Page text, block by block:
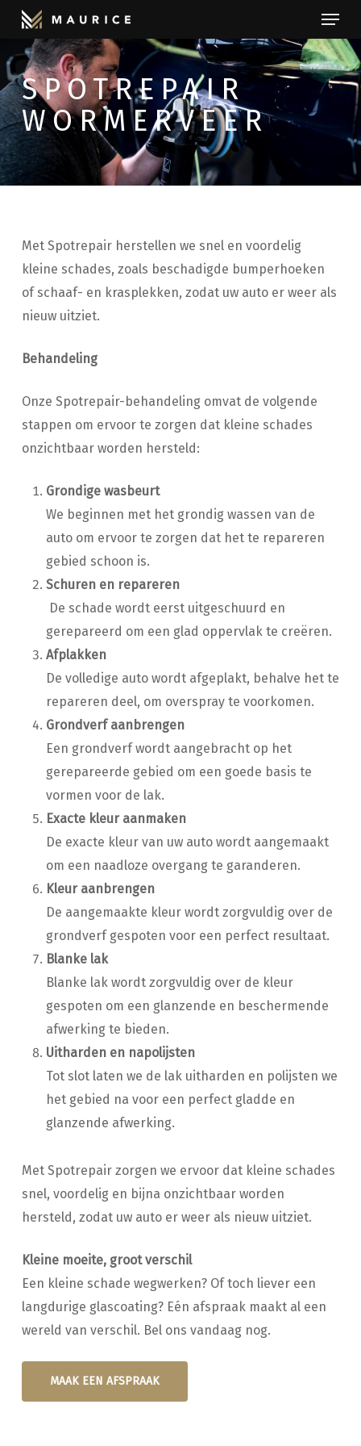
Skip
main
content
Menu
SPOTREPAIR
WORMERVEER
Met Spotrepair herstellen we snel en voordelig
kleine schades, zoals beschadigde bumperhoeken
of schaaf- en krasplekken, zodat uw auto er weer als
nieuw uitziet.
Behandeling
Onze Spotrepair-behandeling omvat de volgende
stappen om ervoor te zorgen dat kleine schades
onzichtbaar worden hersteld:
Grondige wasbeurt
We beginnen met het grondig wassen van de
auto om ervoor te zorgen dat het te repareren
gebied schoon is.
Schuren en repareren
De schade wordt eerst uitgeschuurd en
gerepareerd om een glad oppervlak te creëren.
Afplakken
De volledige auto wordt afgeplakt, behalve het te
repareren deel, om overspray te voorkomen.
Grondverf aanbrengen
Een grondverf wordt aangebracht op het
gerepareerde gebied om een goede basis te
vormen voor de lak.
Exacte kleur aanmaken
De exacte kleur van uw auto wordt aangemaakt
om een naadloze overgang te garanderen.
Kleur aanbrengen
De aangemaakte kleur wordt zorgvuldig over de
grondverf gespoten voor een perfect resultaat.
Blanke lak
Blanke lak wordt zorgvuldig over de kleur
gespoten om een glanzende en beschermende
afwerking te bieden.
Uitharden en napolijsten
Tot slot laten we de lak uitharden en polijsten we
het gebied na voor een perfect gladde en
glanzende afwerking.
Met Spotrepair zorgen we ervoor dat kleine schades
snel, voordelig en bijna onzichtbaar worden
hersteld, zodat uw auto er weer als nieuw uitziet.
Kleine moeite, groot verschil
Een kleine schade wegwerken? Of toch liever een
langdurige glascoating? Eén afspraak maakt al een
wereld van verschil. Bel ons vandaag nog.
MAAK EEN AFSPRAAK
Close
Menu